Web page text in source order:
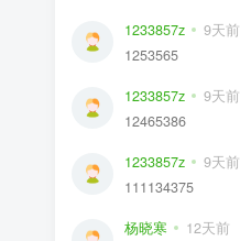
1233857z 9天前
1253565
1233857z 9天前
12465386
1233857z 9天前
111134375
杨晓寒 12天前